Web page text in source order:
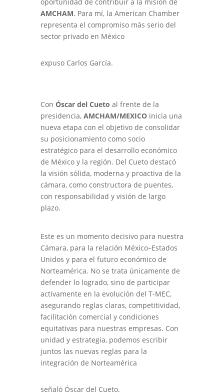
AMCHAM. Para mí, la American Chamber
representa el compromiso más serio del
sector privado en México
expuso Carlos García.
Con Óscar del Cueto al frente de la
presidencia, AMCHAM/MEXICO inicia una
nueva etapa con el objetivo de consolidar
su posicionamiento como socio
estratégico para el desarrollo económico
de México y la región. Del Cueto destacó
la visión sólida, moderna y proactiva de la
cámara, como constructora de puentes,
con responsabilidad y visión de largo
plazo.
Este es un momento decisivo para nuestra
Cámara, para la relación México–Estados
Unidos y para el futuro económico de
Norteamérica. No se trata únicamente de
defender lo logrado, sino de participar
activamente en la evolución del T-MEC,
asegurando reglas claras, competitividad,
facilitación comercial y condiciones
equitativas para nuestras empresas. Con
unidad y estrategia, podemos escribir
juntos las nuevas reglas para la
integración de Norteamérica
señaló Óscar del Cueto.